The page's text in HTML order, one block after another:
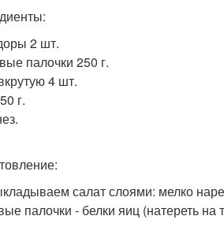
2 шт.
палочки 250 г.
4 шт.
г.
салат слоями: мелко
палочки - белки яиц (натереть